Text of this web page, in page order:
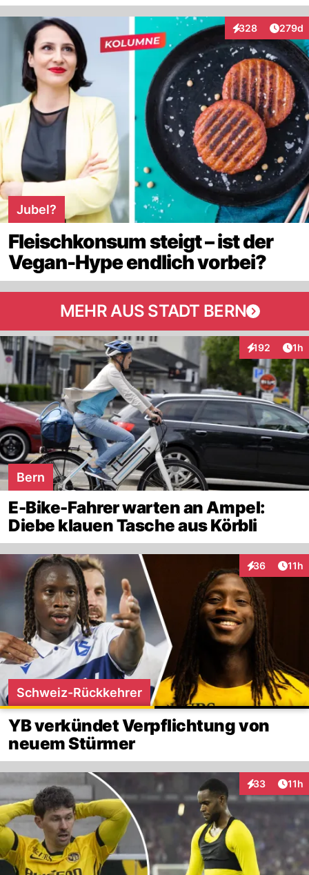
328
Interaktionen279d
Jubel?
Fleischkonsum steigt – ist der
Vegan-Hype endlich vorbei?
MEHR AUS STADT BERN
192
Interaktionen
1h
Bern
E-Bike-Fahrer warten an Ampel:
Diebe klauen Tasche aus Körbli
36
Interaktionen
11h
Schweiz-Rückkehrer
YB verkündet Verpflichtung von
neuem Stürmer
33
Interaktionen
11h